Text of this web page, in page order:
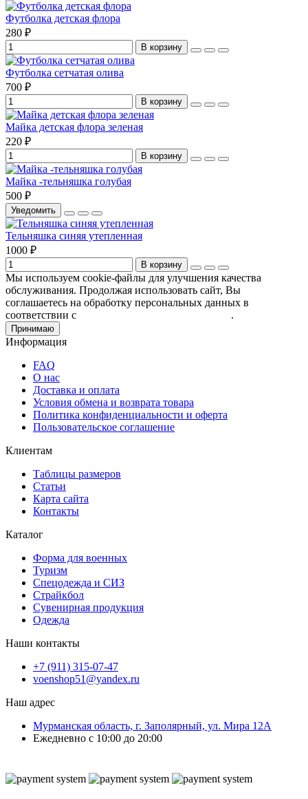
Футболка детская флора
280 ₽
В корзину
Футболка сетчатая олива
700 ₽
В корзину
Майка детская флора зеленая
220 ₽
В корзину
Майка -тельняшка голубая
500 ₽
Уведомить
Тельняшка синяя утепленная
1000 ₽
В корзину
Мы используем cookie-файлы для улучшения качества
обслуживания. Продолжая использовать сайт, Вы
соглашаетесь на обработку персональных данных в
соответствии с
.
Принимаю
Информация
FAQ
О нас
Доставка и оплата
Условия обмена и возврата товара
Политика конфиденциальности и оферта
Пользовательское соглашение
Клиентам
Таблицы размеров
Статьи
Карта сайта
Контакты
Каталог
Форма для военных
Туризм
Спецодежда и СИЗ
Страйкбол
Сувенирная продукция
Одежда
Наши контакты
+7 (911) 315-07-47
voenshop51@yandex.ru
Наш адрес
Мурманская область, г. Заполярный, ул. Мира 12А
Ежедневно с 10:00 до 20:00